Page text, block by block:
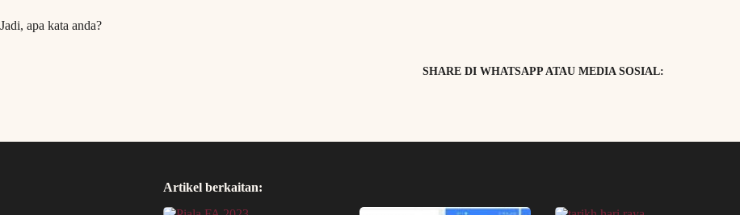
Jadi, apa kata anda?
SHARE DI WHATSAPP ATAU MEDIA SOSIAL:
Artikel berkaitan: